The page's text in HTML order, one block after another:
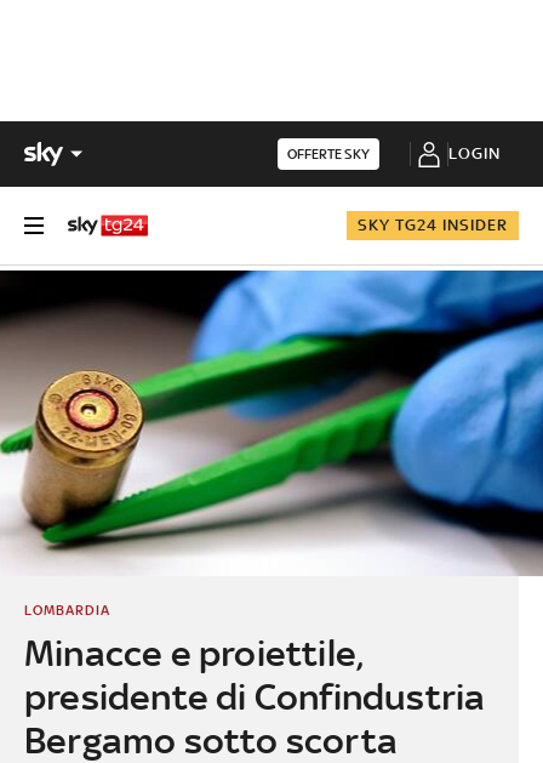
OFFERTE SKY LOGIN
SKY TG24 INSIDER
Minacce e proiettile,
presidente di Confindustria
Bergamo sotto scorta
LOMBARDIA